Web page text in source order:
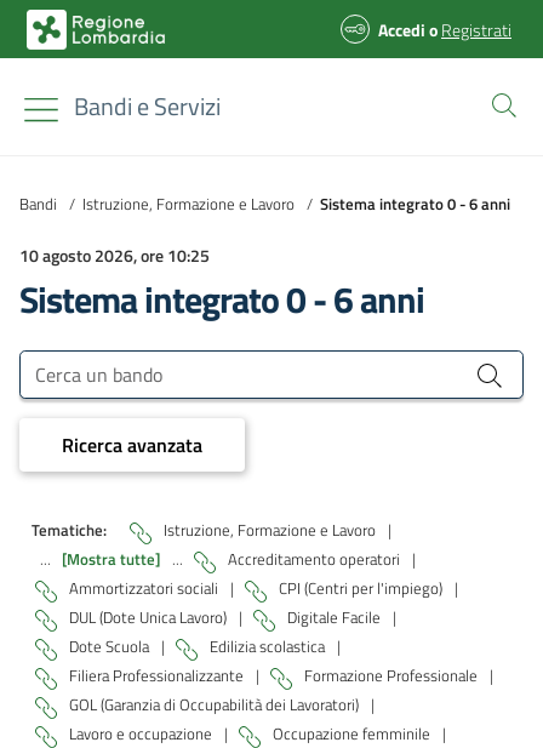
AccedioRegistrati
Bandi e Servizi
Bandi / Istruzione, Formazione e Lavoro / Sistema integrato 0 - 6 anni
10 agosto 2026, ore 10:25
Sistema integrato 0 - 6 anni
Bandi e Servizi
Cerca un bando
Ricerca avanzata
Tematiche: Istruzione, Formazione e Lavoro |
... [Mostra tutte] ... Accreditamento operatori |
Ammortizzatori sociali | CPI (Centri per l'impiego) |
DUL (Dote Unica Lavoro) | Digitale Facile |
Dote Scuola | Edilizia scolastica |
Filiera Professionalizzante | Formazione Professionale |
GOL (Garanzia di Occupabilità dei Lavoratori) |
Lavoro e occupazione | Occupazione femminile |